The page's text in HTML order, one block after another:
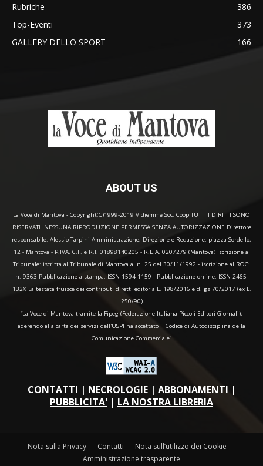
Rubriche
386
Top-Eventi
373
GALLERY DELLO SPORT
166
ABOUT US
La Voce di Mantova - Copyright(C)1999-2019 Vidiemme Soc. Coop TUTTI I DIRITTI SONO
RISERVATI. NESSUNA RIPRODUZIONE PERMESSA SENZA AUTORIZZAZIONE Direttore
responsabile: Alessio Tarpini Amministrazione, Direzione e Redazione: piazza Sordello,
12 - Mantova - P.IVA, C.F. e R.I. 01898140205 - R.E.A. 0207279 (Mantova) iscrizione al
Tribunale: iscritta al Tribunale di Mantova al n. 25 del 30/11/1992 - iscrizione al ROC:
n. 9363 Pubblicazione a stampa: ISSN 1594-1159 - Pubblicazione online: ISSN 2465-
132X La testata fruisce dei contributi diretti editoria L. 198/2016 e d.lgs 70/2017 (ex L.
250/90)
“La Voce di Mantova tramite la Fipeg (Federazione Italiana Piccoli Editori Giornali),
aderendo alla carta dei servizi dell'USPI ha accettato il Codice di Autodisciplina della
Comunicazione Commerciale"
CONTATTI | NECROLOGIE| ABBONAMENTI |
PUBBLICITA' | LA NOSTRA LIBRERIA
Nota sulla Privacy Contatti
Nota sull’utilizzo dei Cookie
Amministrazione trasparente